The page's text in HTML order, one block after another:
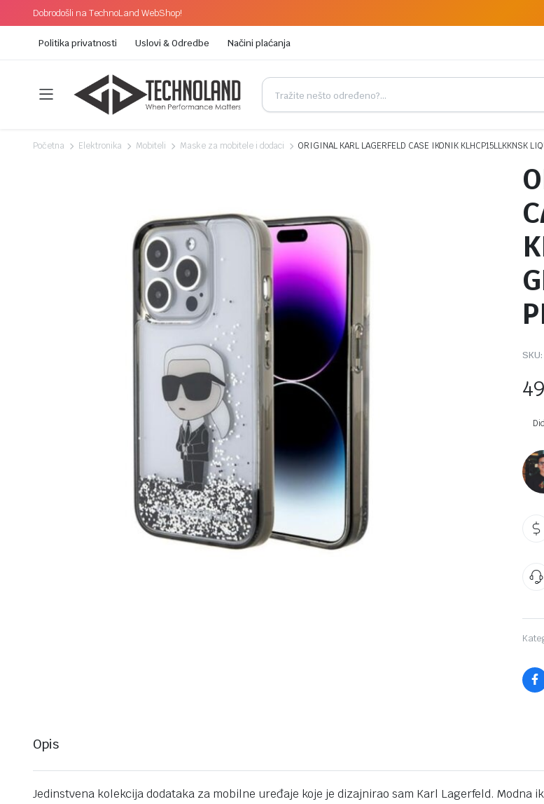
Dobrodošli na TechnoLand WebShop!
Politika privatnosti Uslovi & Odredbe Načini plaćanja
Početna Elektronika Mobiteli Maske za mobitele i dodaci ORIGINAL KARL LAGERFELD CASE IKONIK KLHCP15LLKKNSK
SKU:
49
Opis
Jedinstvena kolekcija dodataka za mobilne uređaje koje je dizajnirao sam Karl Lagerfeld.